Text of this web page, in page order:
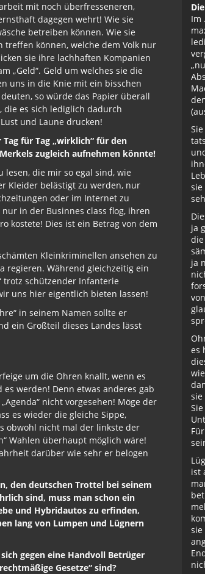
mit noch überfresseneren,
dagegen wehrt! Wie sie
betreiben können. Wie sie
können, welche dem Volk nur
sie ihre lachhaften Kompanien
„Geld“. Geld um welches sie die
uns in die Knie mit ein bisschen
so würde das Papier überall
die es sich lediglich dadurch
und Laune drucken!
für Tag „wirklich“ für den
zugleich aufnehmen könnte!
die mir so egal sind, wie
Kleider belästigt zu werden, nur
oder im Internet zu
in der Businnes class flog, ihren
kostete! Dies ist ein Betrag von dem
Kleinkriminellen ansehen zu
regieren. Während gleichzeitig ein
trotz schützender Infanterie
uns hier eigentlich bieten lassen!
in seinem Namen sollte er
ein Großteil dieses Landes lässt
um die Ohren knallt, wenn es
es werden! Denn etwas anderes gab
nicht vorgesehen! Möge der
es wieder die gleiche Sippe,
obwohl nicht mal der linkste der
Wahlen überhaupt möglich wäre!
darüber wie sehr er belogen
den deutschen Trottel bei seinem
sind, muss man schon ein
und Hybridautos zu erfinden,
lang von Lumpen und Lügnern
gegen eine Handvoll Betrüger
Gesetze“ sind?
Im
sie
ja
ja
es
sie
ist
sie